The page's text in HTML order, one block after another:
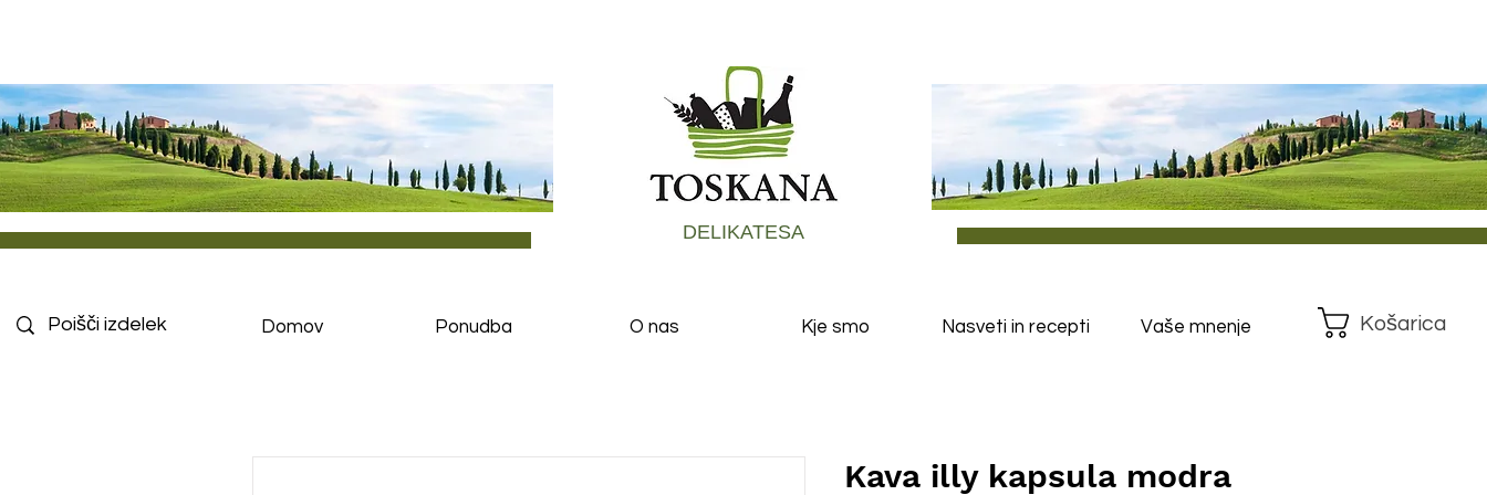
Košarica
DELIKATESA
Domov Ponudba O nas Kje smo Nasveti in recepti Vaše mnenje
Kava illy kapsula modra